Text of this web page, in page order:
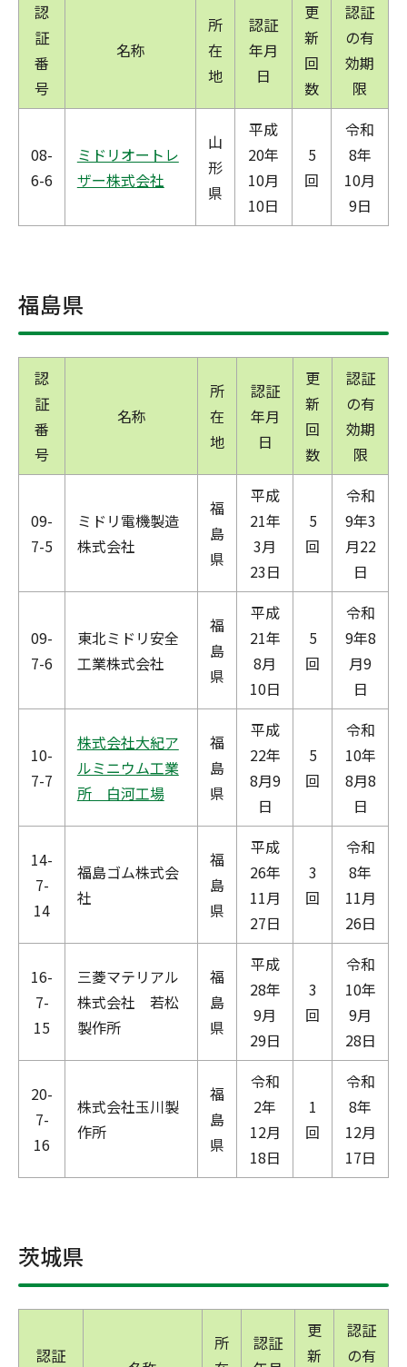
認
証
番
号
名称
所
在
地
認証
年月
日
更
新
回
数
認証
の有
効期
限
08-
6-6
ミドリオートレ
ザー株式会社
山
形
県
平成
20年
10月
10日
5
回
令和
8年
10月
9日
福島県
認
証
番
号
名称
所
在
地
認証
年月
日
更
新
回
数
認証
の有
効期
限
09-
7-5
ミドリ電機製造
株式会社
福
島
県
平成
21年
3月
23日
5
回
令和
9年3
月22
日
09-
7-6
東北ミドリ安全
工業株式会社
福
島
県
平成
21年
8月
10日
5
回
令和
9年8
月9
日
10-
7-7
株式会社大紀ア
ルミニウム工業
所 白河工場
福
島
県
平成
22年
8月9
日
5
回
令和
10年
8月8
日
14-
7-
14
福島ゴム株式会
社
福
島
県
平成
26年
11月
27日
3
回
令和
8年
11月
26日
16-
7-
15
三菱マテリアル
株式会社 若松
製作所
福
島
県
平成
28年
9月
29日
3
回
令和
10年
9月
28日
20-
7-
16
株式会社玉川製
作所
福
島
県
令和
2年
12月
18日
1
回
令和
8年
12月
17日
茨城県
認証
所
認証
更
新
認証
の有